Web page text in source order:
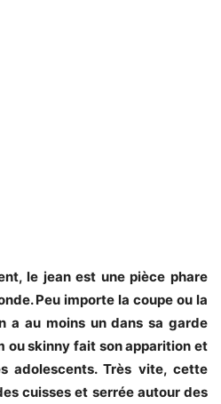
le jean est une pièce phare
Peu importe la coupe ou la
a au moins un dans sa garde
ou skinny fait son apparition et
adolescents. Très vite, cette
cuisses et serrée autour des